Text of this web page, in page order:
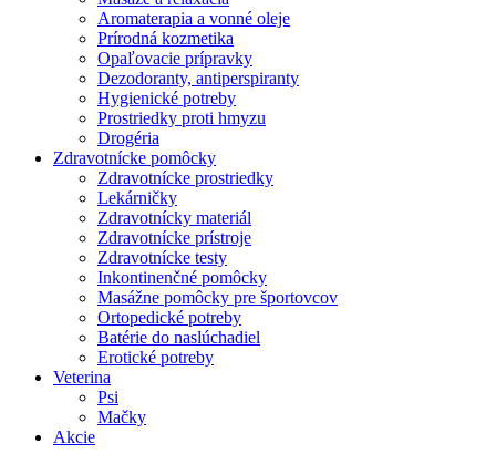
Aromaterapia a vonné oleje
Prírodná kozmetika
Opaľovacie prípravky
Dezodoranty, antiperspiranty
Hygienické potreby
Prostriedky proti hmyzu
Drogéria
Zdravotnícke pomôcky
Zdravotnícke prostriedky
Lekárničky
Zdravotnícky materiál
Zdravotnícke prístroje
Zdravotnícke testy
Inkontinenčné pomôcky
Masážne pomôcky pre športovcov
Ortopedické potreby
Batérie do naslúchadiel
Erotické potreby
Veterina
Psi
Mačky
Akcie